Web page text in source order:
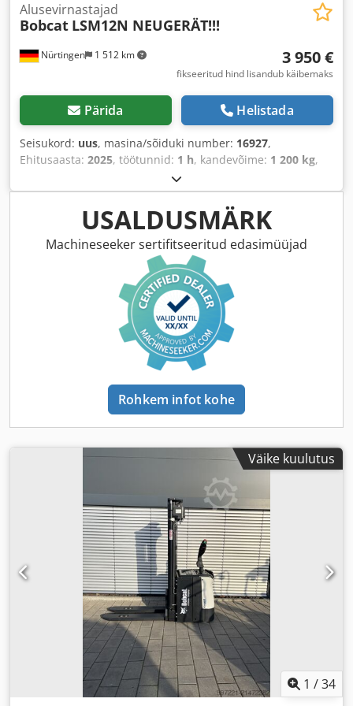
Nürtingen 1 512 km
Alusevirnastajad
Bobcat LSM12N NEUGERÄT!!!
3 950 €
fikseeritud hind lisandub käibemaks
Pärida Helistada
Seisukord: uus, masina/sõiduki number: 16927,
Ehitusaasta: 2025, töötunnid: 1 h, kandevõime: 1 200 kg,
, koormekese:
tüüp:elektriline, masti tüüp:Simplex, ehituskõrgus:2 280
, aku pingepinge:24 V, kahvli pikkus: 1 150 mm
576 kg,
USALDUSMÄRK
Machineseeker sertifitseeritud edasimüüjad
Rohkem infot kohe
Väike kuulutus
1 /34